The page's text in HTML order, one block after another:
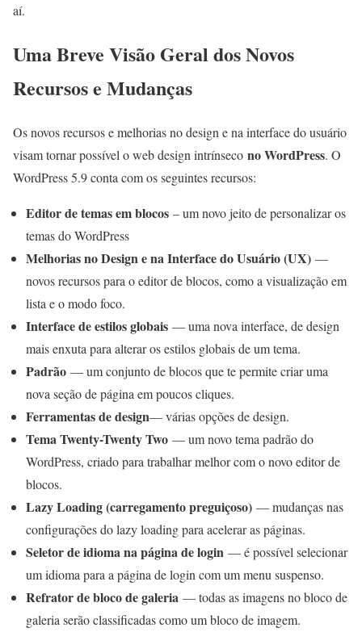
aí.
Uma Breve Visão Geral dos Novos
Recursos e Mudanças
Os novos recursos e melhorias no design e na interface do usuário
visam tornar possível o web design intrínseco no WordPress. O
WordPress 5.9 conta com os seguintes recursos:
Editor de temas em blocos – um novo jeito de personalizar os
temas do WordPress
Melhorias no Design e na Interface do Usuário (UX) —
novos recursos para o editor de blocos, como a visualização em
lista e o modo foco.
Interface de estilos globais — uma nova interface, de design
mais enxuta para alterar os estilos globais de um tema.
Padrão — um conjunto de blocos que te permite criar uma
nova seção de página em poucos cliques.
Ferramentas de design— várias opções de design.
Tema Twenty-Twenty Two — um novo tema padrão do
WordPress, criado para trabalhar melhor com o novo editor de
blocos.
Lazy Loading (carregamento preguiçoso) — mudanças nas
configurações do lazy loading para acelerar as páginas.
Seletor de idioma na página de login — é possível selecionar
um idioma para a página de login com um menu suspenso.
Refrator de bloco de galeria — todas as imagens no bloco de
galeria serão classificadas como um bloco de imagem.